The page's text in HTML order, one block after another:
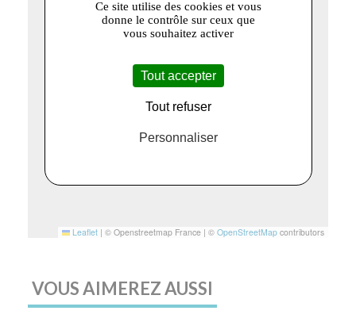
Leaflet | © Openstreetmap France | © OpenStreetMap contributors
VOUS AIMEREZ AUSSI
Ce site utilise des cookies et vous
donne le contrôle sur ceux que
vous souhaitez activer
Tout accepter
Tout refuser
Personnaliser